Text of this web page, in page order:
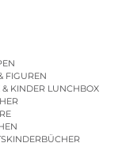
FIGUREN
KINDER LUNCHBOX